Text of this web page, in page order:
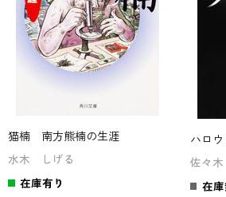
猫楠 南方熊楠の生涯
水木 しげる
在庫有り
ハロ
佐々
在